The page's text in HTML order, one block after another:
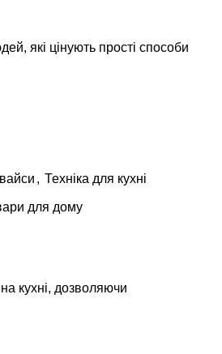
які цінують прості способи
, Техніка для кухні
для дому
кухні, дозволяючи